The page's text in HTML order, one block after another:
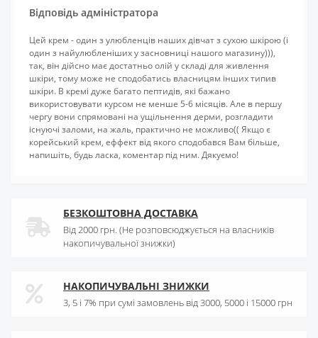
Відповідь адміністратора
Цей крем - один з улюбленців наших дівчат з сухою шкірою (і
один з найулюбленіших у засновниці нашого магазину))),
так, він дійсно має достатньо олій у складі для живлення
шкіри, тому може не сподобатись власницям інших типив
шкіри. В кремі дуже багато пептидів, які бажано
використовувати курсом не менше 5-6 місяців. Але в першу
чергу вони спрямовані на ущільнення дерми, розгладити
існуючі заломи, на жаль, практично не можливо(( Якщо є
корейський крем, еффект від якого сподобався Вам більше,
напишіть, будь ласка, коментар під ним. Дякуємо!
БЕЗКОШТОВНА ДОСТАВКА
Від 2000 грн. (Не розповсюджується на власників
накопичувальної знижки)
НАКОПИЧУВАЛЬНІ ЗНИЖКИ
3, 5 і 7% при сумі замовлень від 3000, 5000 і 15000 грн